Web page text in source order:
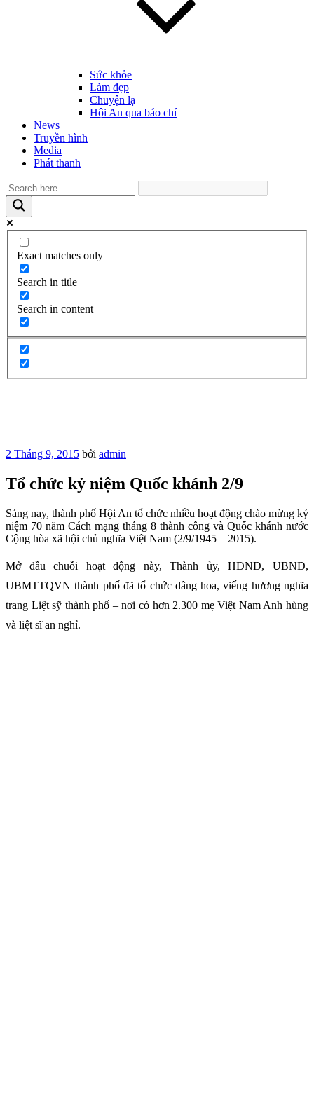
Sức khỏe
Làm đẹp
Chuyện lạ
Hội An qua báo chí
News
Truyền hình
Media
Phát thanh
Exact matches only
Search in title
Search in content
Đăng
2 Tháng 9, 2015 bởi admin
Tổ chức kỷ niệm Quốc khánh 2/9
Sáng nay, thành phố Hội An tổ chức nhiều hoạt động chào mừng kỷ
niệm 70 năm Cách mạng tháng 8 thành công và Quốc khánh nước
Cộng hòa xã hội chủ nghĩa Việt Nam (2/9/1945 – 2015).
Mở đầu chuỗi hoạt động này, Thành ủy, HĐND, UBND,
UBMTTQVN thành phố đã tổ chức dâng hoa, viếng hương nghĩa
trang Liệt sỹ thành phố – nơi có hơn 2.300 mẹ Việt Nam Anh hùng
và liệt sĩ an nghỉ.